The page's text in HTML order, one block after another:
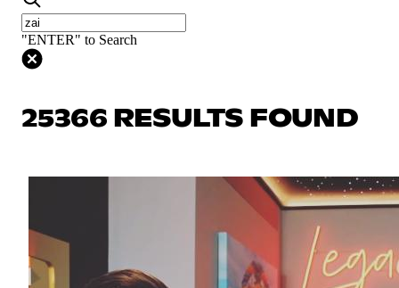
"ENTER" to Search
25366 RESULTS FOUND